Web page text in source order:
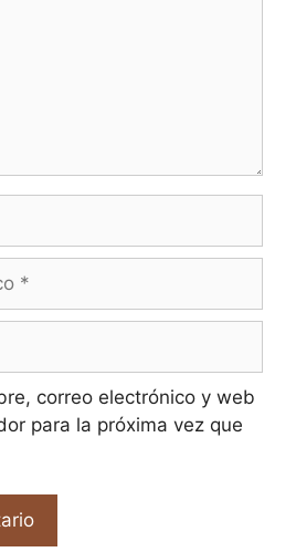
correo electrónico y web
para la próxima vez que